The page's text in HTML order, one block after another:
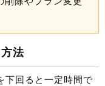
法
下回ると一定時間で